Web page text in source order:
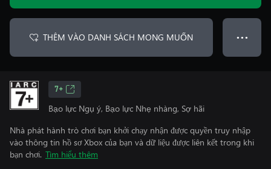
THÊM VÀO DANH SÁCH MONG MUỐN ● ● ●
7+
Bạo lực Ngụ ý, Bạo lực Nhẹ nhàng, Sợ hãi
Nhà phát hành trò chơi bạn khởi chạy nhận được quyền truy nhập
vào thông tin hồ sơ Xbox của bạn và dữ liệu được liên kết trong khi
bạn chơi. Tìm hiểu thêm